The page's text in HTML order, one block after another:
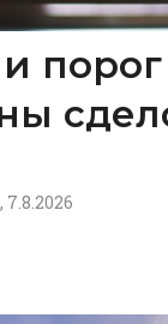
порог
7.8.2026